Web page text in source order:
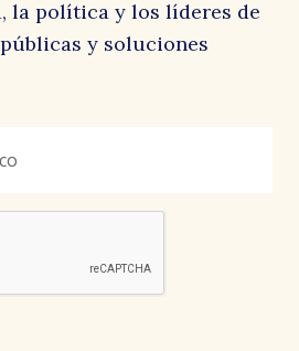
la política y los líderes de
y soluciones